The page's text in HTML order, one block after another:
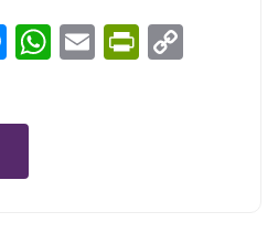
Messenger
WhatsApp
Email